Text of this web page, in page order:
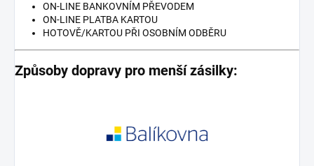
ON-LINE BANKOVNÍM PŘEVODEM
ON-LINE PLATBA KARTOU
HOTOVĚ/KARTOU PŘI OSOBNÍM ODBĚRU
Způsoby dopravy pro menší zásilky: